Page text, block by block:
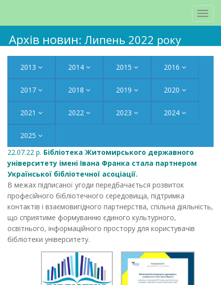
Архів новин: Липень 2022 року
2013 2014 2015 2016
2017 2018 2019 2020
2021 2022 2023 2024
2025
22.07.22 р. Бібліотека Житомирського державного
університету імені Івана Франка стала партнером
Української бібліотечної асоціації.
В межах підписаної угоди передбачається розвиток
професійного бібліотечного середовища, підтримка
контактів і взаємовигідного партнерства, спільна діяльність,
що сприятиме формуванню єдиного культурного,
освітнього, інформаційного простору для користувачів
бібліотеки університету.